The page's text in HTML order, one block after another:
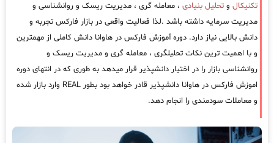
تکنیکال و تحلیل بنیادی ، معامله گری ، مدیریت ریسک و روانشناسی و
مدیریت سرمایه داشته باشد .لذا فعالیت واقعی در بازار فارکس تجربه و
دانش بالایی نیاز دارد. دوره آموزش فارکس در هاوانا دانش کاملی از مهمترین
و با اهمیت ترین نکات تحلیلگری ، معامله گری و مدیریت ریسک و
روانشناسی بازار را در اختیار دانشپذیر قرار میدهد به طوری که در انتهای دوره
اموزش فارکس در هاوانا دانشپذیر قادر خواهد بود بطور REAL وارد بازار شده
و معاملات سودمندی را انجام دهد.